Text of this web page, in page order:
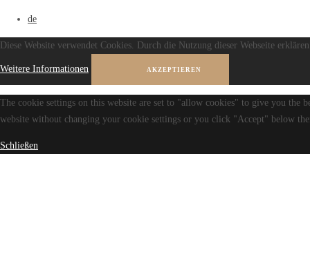
de
Diese Website verwendet Cookies. Durch die Nutzung dieser Webseite
Weitere Informationen AKZEPTIEREN
The cookie settings on this website are set to "allow cookies" to give you the
website without changing your cookie settings or you click "Accept" below
Schließen